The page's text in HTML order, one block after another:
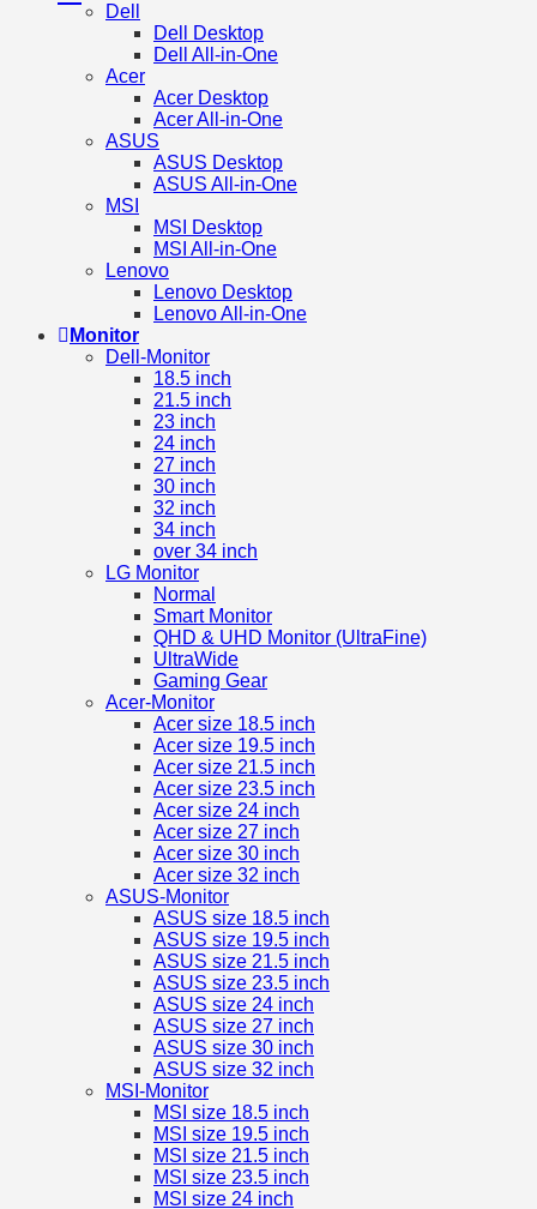
Dell
Dell Desktop
Dell All-in-One
Acer
Acer Desktop
Acer All-in-One
ASUS
ASUS Desktop
ASUS All-in-One
MSI
MSI Desktop
MSI All-in-One
Lenovo
Lenovo Desktop
Lenovo All-in-One
Monitor
Dell-Monitor
18.5 inch
21.5 inch
23 inch
24 inch
27 inch
30 inch
32 inch
34 inch
over 34 inch
LG Monitor
Normal
Smart Monitor
QHD & UHD Monitor (UltraFine)
UltraWide
Gaming Gear
Acer-Monitor
Acer size 18.5 inch
Acer size 19.5 inch
Acer size 21.5 inch
Acer size 23.5 inch
Acer size 24 inch
Acer size 27 inch
Acer size 30 inch
Acer size 32 inch
ASUS-Monitor
ASUS size 18.5 inch
ASUS size 19.5 inch
ASUS size 21.5 inch
ASUS size 23.5 inch
ASUS size 24 inch
ASUS size 27 inch
ASUS size 30 inch
ASUS size 32 inch
MSI-Monitor
MSI size 18.5 inch
MSI size 19.5 inch
MSI size 21.5 inch
MSI size 23.5 inch
MSI size 24 inch